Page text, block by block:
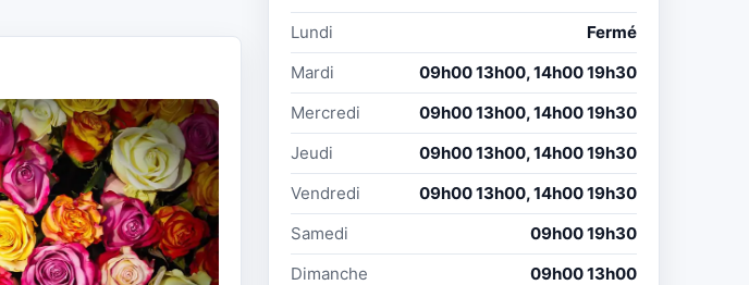
Lundi
Fermé
Mardi
09h00 13h00, 14h00 19h30
Mercredi
09h00 13h00, 14h00 19h30
Jeudi
09h00 13h00, 14h00 19h30
Vendredi
09h00 13h00, 14h00 19h30
Samedi
09h00 19h30
Dimanche
09h00 13h00